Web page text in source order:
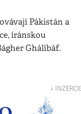
Pákistán a
íránskou
Ghálíbáf.
↓ INZERCE